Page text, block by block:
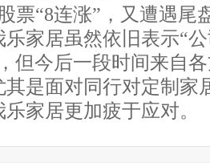
票“8连涨”，又遭遇尾
乐家居虽然依旧表示“
但今后一段时间来自
其是面对同行对定制家
家居更加疲于应对。